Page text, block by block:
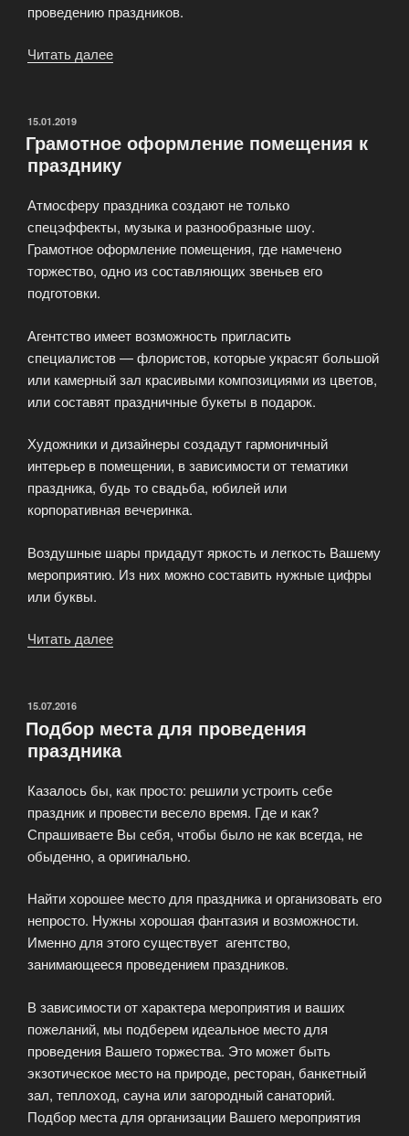
проведению праздников.
Читать далее
личный»
ОПУБЛИКОВАНО
15.01.2019
Грамотное оформление помещения к
празднику
Атмосферу праздника создают не только
спецэффекты, музыка и разнообразные шоу.
Грамотное оформление помещения, где намечено
торжество, одно из составляющих звеньев его
подготовки.
Агентство имеет возможность пригласить
специалистов — флористов, которые украсят большой
или камерный зал красивыми композициями из цветов,
или составят праздничные букеты в подарок.
Художники и дизайнеры создадут гармоничный
интерьер в помещении, в зависимости от тематики
праздника, будь то свадьба, юбилей или
корпоративная вечеринка.
Воздушные шары придадут яркость и легкость Вашему
мероприятию. Из них можно составить нужные цифры
или буквы.
Читать далее
празднику»
ОПУБЛИКОВАНО
15.07.2016
Подбор места для проведения
праздника
Казалось бы, как просто: решили устроить себе
праздник и провести весело время. Где и как?
Спрашиваете Вы себя, чтобы было не как всегда, не
обыденно, а оригинально.
Найти хорошее место для праздника и организовать его
непросто. Нужны хорошая фантазия и возможности.
Именно для этого существует агентство,
занимающееся проведением праздников.
В зависимости от характера мероприятия и ваших
пожеланий, мы подберем идеальное место для
проведения Вашего торжества. Это может быть
экзотическое место на природе, ресторан, банкетный
зал, теплоход, сауна или загородный санаторий.
Подбор места для организации Вашего мероприятия